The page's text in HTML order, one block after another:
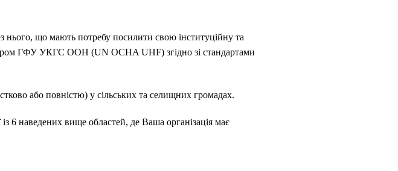
нього, що мають потребу посилити свою інституційну та
ГФУ УКГС ООН (UN OCHA UHF) згідно зі стандартами
або повністю) у сільських та селищних громадах.
6 наведених вище областей, де Ваша організація має